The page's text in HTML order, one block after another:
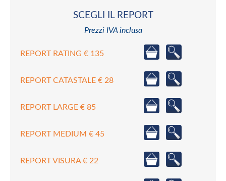
SCEGLI IL REPORT
Prezzi IVA inclusa
REPORT RATING € 135
REPORT CATASTALE € 28
REPORT LARGE € 85
REPORT MEDIUM € 45
REPORT VISURA € 22